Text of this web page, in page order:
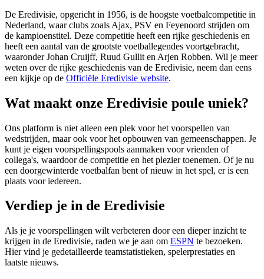
De Eredivisie, opgericht in 1956, is de hoogste voetbalcompetitie in
Nederland, waar clubs zoals Ajax, PSV en Feyenoord strijden om
de kampioenstitel. Deze competitie heeft een rijke geschiedenis en
heeft een aantal van de grootste voetballegendes voortgebracht,
waaronder Johan Cruijff, Ruud Gullit en Arjen Robben. Wil je meer
weten over de rijke geschiedenis van de Eredivisie, neem dan eens
een kijkje op de Officiële Eredivisie website.
Wat maakt onze Eredivisie poule uniek?
Ons platform is niet alleen een plek voor het voorspellen van
wedstrijden, maar ook voor het opbouwen van gemeenschappen. Je
kunt je eigen voorspellingspools aanmaken voor vrienden of
collega's, waardoor de competitie en het plezier toenemen. Of je nu
een doorgewinterde voetbalfan bent of nieuw in het spel, er is een
plaats voor iedereen.
Verdiep je in de Eredivisie
Als je je voorspellingen wilt verbeteren door een dieper inzicht te
krijgen in de Eredivisie, raden we je aan om ESPN te bezoeken.
Hier vind je gedetailleerde teamstatistieken, spelerprestaties en
laatste nieuws.